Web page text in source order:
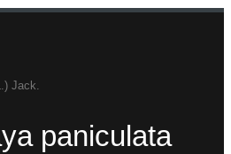
Jack.
paniculata